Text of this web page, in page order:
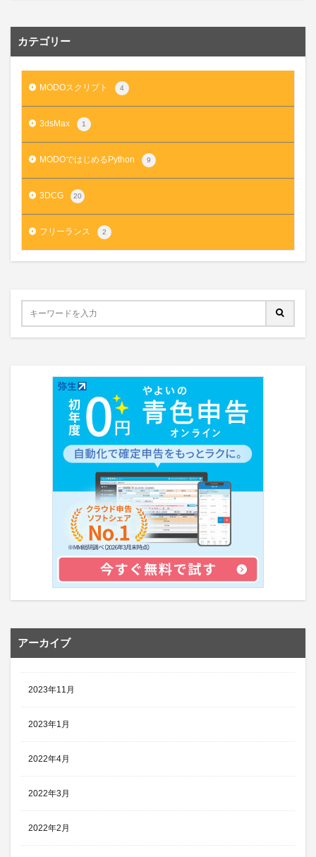
カテゴリー
MODOスクリプト 4
3dsMax 1
MODOではじめるPython 9
3DCG 20
フリーランス 2
アーカイブ
2023年11月
2023年1月
2022年4月
2022年3月
2022年2月